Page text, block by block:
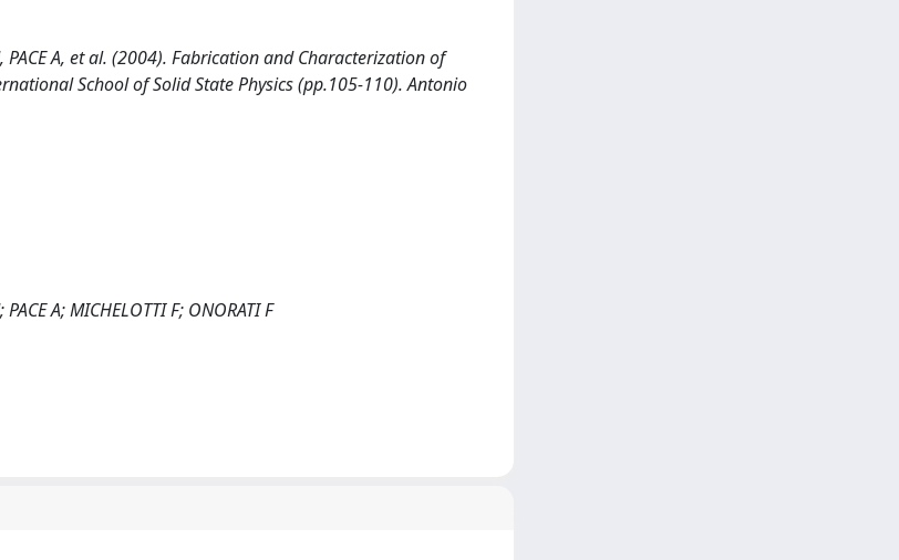
PACE A, et al. (2004). Fabrication and Characterization of
School of Solid State Physics (pp.105-110). Antonio
A; MICHELOTTI F; ONORATI F